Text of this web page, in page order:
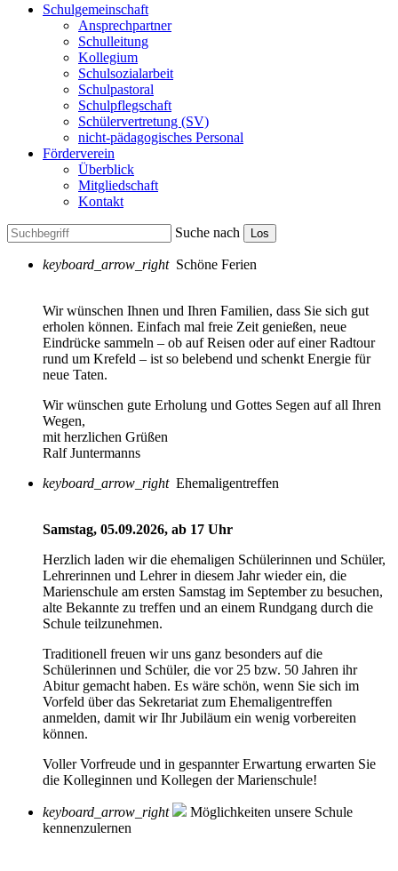
Schulgemeinschaft
Ansprechpartner
Schulleitung
Kollegium
Schulsozialarbeit
Schulpastoral
Schulpflegschaft
Schülervertretung (SV)
nicht-pädagogisches Personal
Förderverein
Überblick
Mitgliedschaft
Kontakt
Suche nach Los
keyboard_arrow_right Schöne Ferien
Wir wünschen Ihnen und Ihren Familien, dass Sie sich gut
erholen können. Einfach mal freie Zeit genießen, neue
Eindrücke sammeln – ob auf Reisen oder auf einer Radtour
rund um Krefeld – ist so belebend und schenkt Energie für
neue Taten.
Wir wünschen gute Erholung und Gottes Segen auf all Ihren
Wegen,
mit herzlichen Grüßen
Ralf Juntermanns
keyboard_arrow_right Ehemaligentreffen
Samstag, 05.09.2026, ab 17 Uhr
Herzlich laden wir die ehemaligen Schülerinnen und Schüler,
Lehrerinnen und Lehrer in diesem Jahr wieder ein, die
Marienschule am ersten Samstag im September zu besuchen,
alte Bekannte zu treffen und an einem Rundgang durch die
Schule teilzunehmen.
Traditionell freuen wir uns ganz besonders auf die
Schülerinnen und Schüler, die vor 25 bzw. 50 Jahren ihr
Abitur gemacht haben. Es wäre schön, wenn Sie sich im
Vorfeld über das Sekretariat zum Ehemaligentreffen
anmelden, damit wir Ihr Jubiläum ein wenig vorbereiten
können.
Voller Vorfreude und in gespannter Erwartung erwarten Sie
die Kolleginnen und Kollegen der Marienschule!
keyboard_arrow_right
Möglichkeiten unsere Schule
kennenzulernen